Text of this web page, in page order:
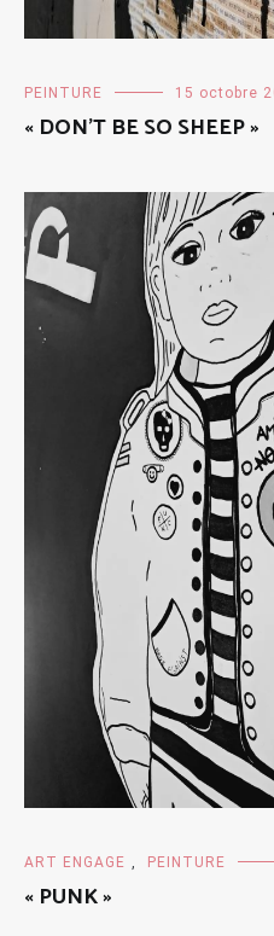
PEINTURE 15 octobre
« DON’T BE SO SHEEP »
ART ENGAGE , PEINTURE
« PUNK »